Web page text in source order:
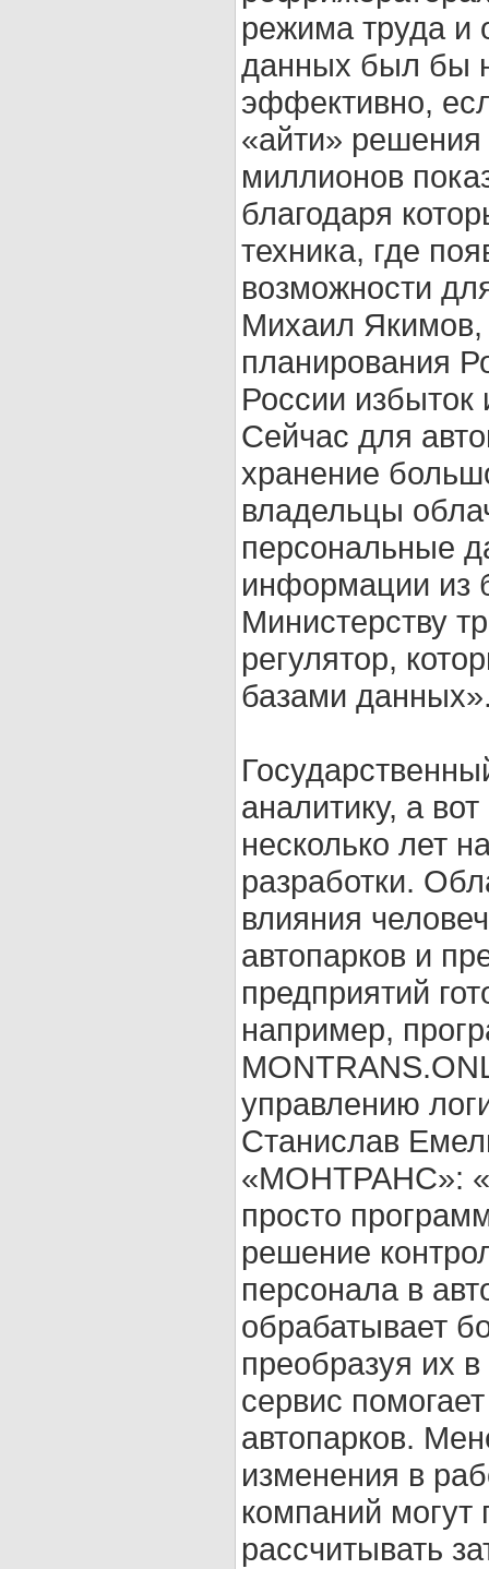
режима труда и
данных был бы
эффективно,
«айти» решения
миллионов
благодаря
техника, где
возможности
Михаил Якимов,
планирования
России избыток
Сейчас для
хранение
владельцы
персональные
информации из
Министерству
регулятор,
базами
аналитику, а
несколько лет
разработки.
влияния
автопарков и
предприятий
например,
управлению
Станислав
«МОНТРАНС»:
просто
решение
персонала в
обрабатывает
преобразуя их
сервис
автопарков.
изменения в
компаний могут
рассчитывать